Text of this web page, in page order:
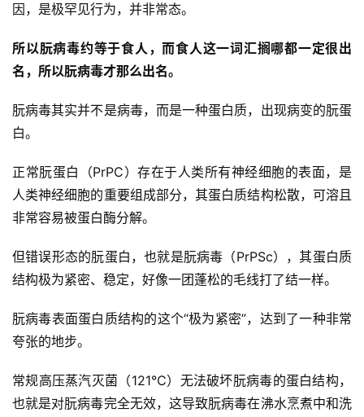
因，是极罕见行为，并非常态。
所以朊病毒约等于食人，而食人这一词汇搁哪都一定很出
名，所以朊病毒才那么出名。
朊病毒其实并不是病毒，而是一种蛋白质，出现病变的朊蛋
白。
正常朊蛋白（PrPC）存在于人类所有神经细胞的表面，是
人类神经细胞的重要组成部分，其蛋白质结构松散，可溶且
非常容易被蛋白酶分解。
但错误形态的朊蛋白，也就是朊病毒（PrPSc），其蛋白质
结构极为紧密、稳定，好像一团蓬松的毛线打了结一样。
朊病毒表面蛋白质结构的这个“极为紧密”，达到了一种非常
夸张的地步。
常规高压蒸汽灭菌（121℃）无法破坏朊病毒的蛋白结构，
也就是对朊病毒完全无效，这导致朊病毒在沸水烹煮中和洗